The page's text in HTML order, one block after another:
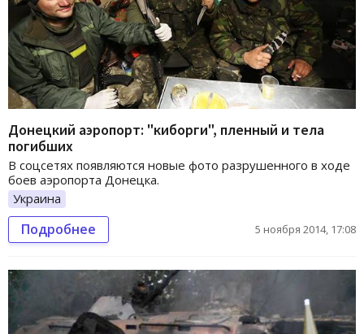
Донецкий аэропорт: "киборги", пленный и тела
погибших
В соцсетях появляются новые фото разрушенного в ходе
боев аэропорта Донецка.
Украина
Подробнее 5 ноября 2014, 17:08